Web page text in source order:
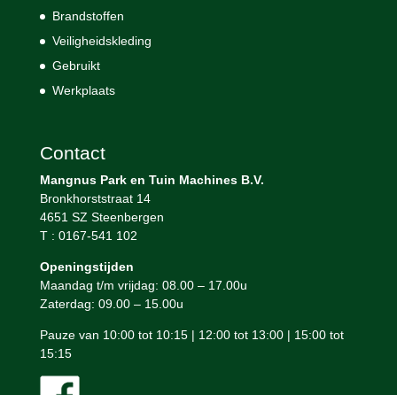
Brandstoffen
Veiligheidskleding
Gebruikt
Werkplaats
Contact
Mangnus Park en Tuin Machines B.V.
Bronkhorststraat 14
4651 SZ Steenbergen
T : 0167-541 102
Openingstijden
Maandag t/m vrijdag: 08.00 – 17.00u
Zaterdag: 09.00 – 15.00u
Pauze van 10:00 tot 10:15 | 12:00 tot 13:00 | 15:00 tot
15:15